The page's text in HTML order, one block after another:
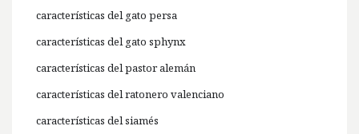
características del gato persa
características del gato sphynx
características del pastor alemán
características del ratonero valenciano
características del siamés